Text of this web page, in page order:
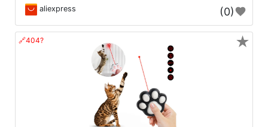
aliexpress (0)
🔗404? ★